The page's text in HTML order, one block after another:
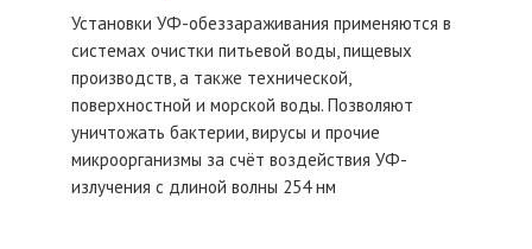
Установки УФ-обеззараживания применяются в
системах очистки питьевой воды, пищевых
производств, а также технической,
поверхностной и морской воды. Позволяют
уничтожать бактерии, вирусы и прочие
микроорганизмы за счёт воздействия УФ-
излучения с длиной волны 254 нм